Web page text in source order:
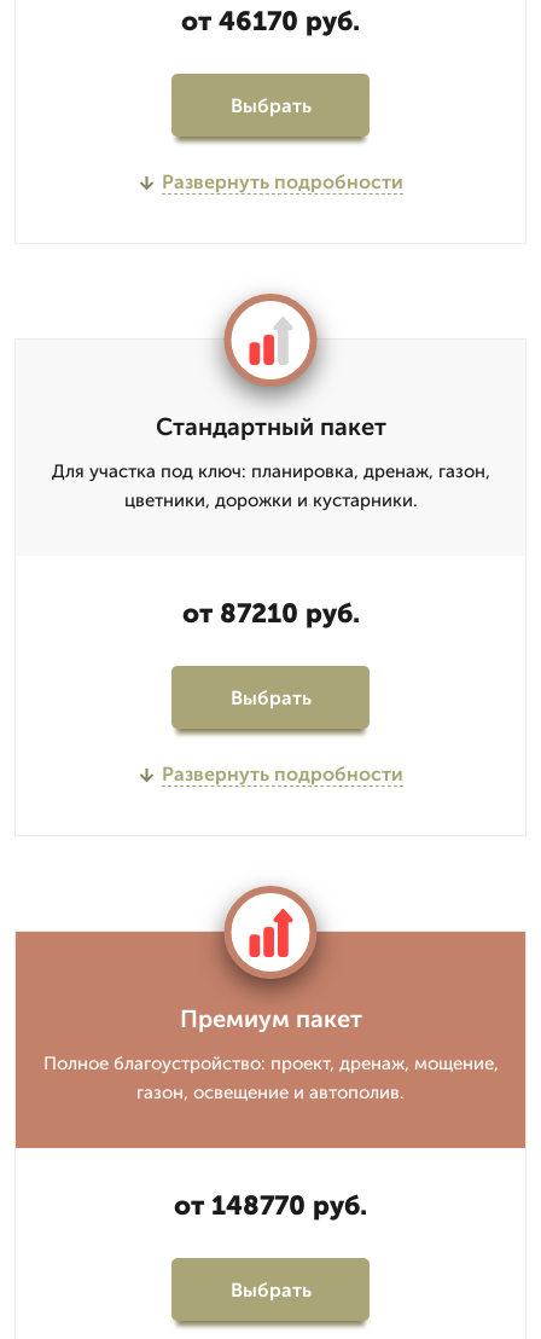
от 46170 руб.
Выбрать
Развернуть подробности
Стандартный пакет
Для участка под ключ: планировка, дренаж, газон,
цветники, дорожки и кустарники.
от 87210 руб.
Выбрать
Развернуть подробности
Премиум пакет
Полное благоустройство: проект, дренаж, мощение,
газон, освещение и автополив.
от 148770 руб.
Выбрать